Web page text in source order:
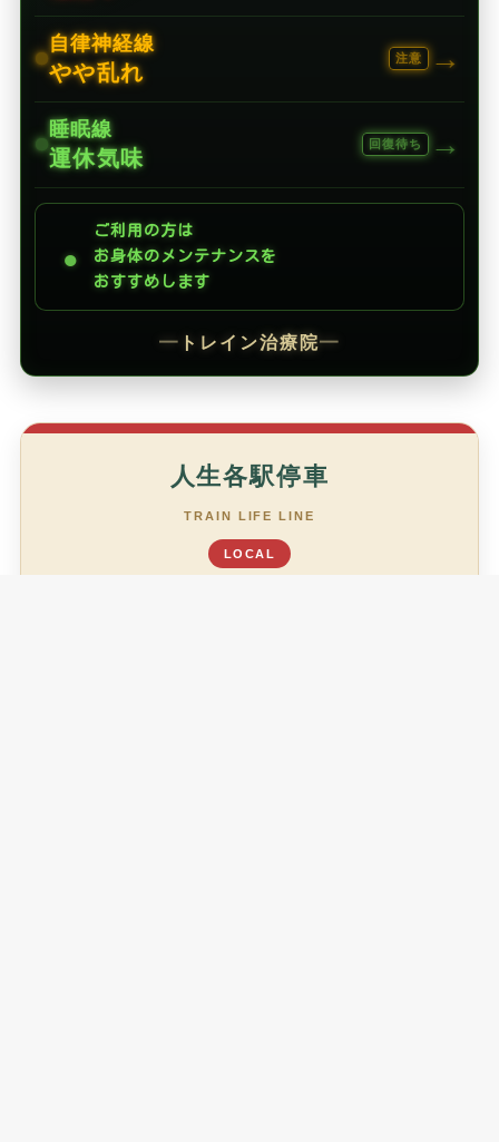
自律神経線
やや乱れ
注意 →
睡眠線
運休気味
回復待ち →
●
ご利用の方は
お身体のメンテナンスを
おすすめします
━ トレイン治療院━
人生各駅停車
TRAIN LIFE LINE
LOCAL